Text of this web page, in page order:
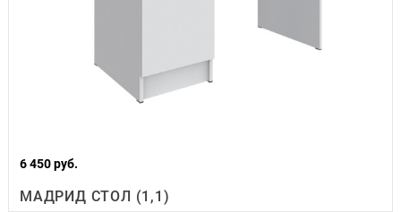
6 450 руб.
МАДРИД СТОЛ (1,1)